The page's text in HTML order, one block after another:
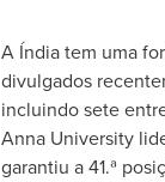
A Índia tem uma
divulgados
incluindo sete
Anna University
garantiu a 41.ª